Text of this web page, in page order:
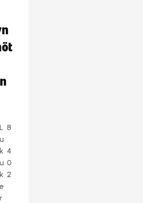
L
u
k
u
k
e
r
8
4
0
2